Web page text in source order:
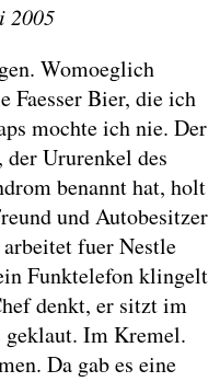
2005
Womoeglich
Faesser Bier, die ich
mochte ich nie. Der
der Ururenkel des
benannt hat, holt
und Autobesitzer
fuer Nestle
Funktelefon klingelt
denkt, er sitzt im
geklaut. Im Kremel.
Da gab es eine